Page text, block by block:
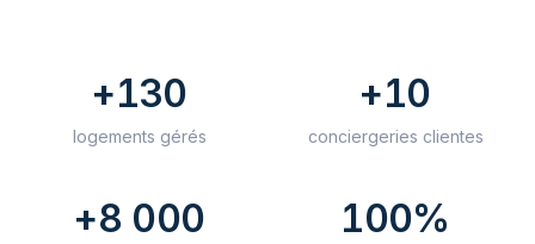
+130
logements gérés
+10
conciergeries clientes
+8 000 100%